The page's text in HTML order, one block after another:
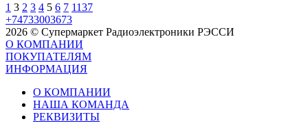
1 3 2 3 4 5 6 7 1137
+74733003673
2026 © Супермаркет Радиоэлектроники РЭССИ
О КОМПАНИИ
ПОКУПАТЕЛЯМ
ИНФОРМАЦИЯ
О КОМПАНИИ
НАША КОМАНДА
РЕКВИЗИТЫ